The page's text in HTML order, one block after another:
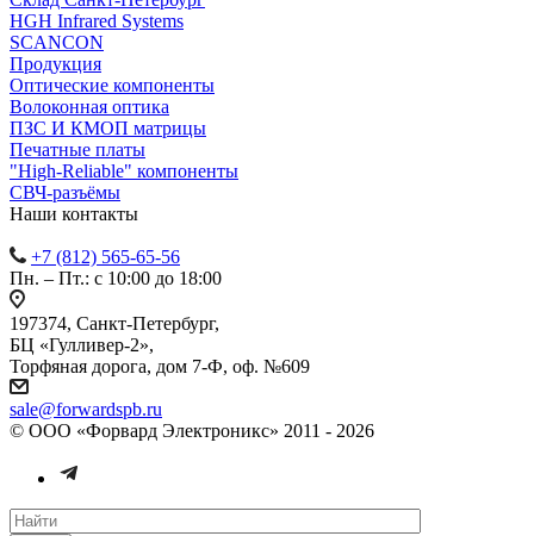
HGH Infrared Systems
SCANCON
Продукция
Оптические компоненты
Волоконная оптика
ПЗС И КМОП матрицы
Печатные платы
"High-Reliable" компоненты
СВЧ-разъёмы
Наши контакты
+7 (812) 565-65-56
Пн. – Пт.: с 10:00 до 18:00
197374, Санкт-Петербург,
БЦ «Гулливер-2»,
Торфяная дорога, дом 7-Ф, оф. №609
sale@forwardspb.ru
© ООО «Форвард Электроникс» 2011 - 2026